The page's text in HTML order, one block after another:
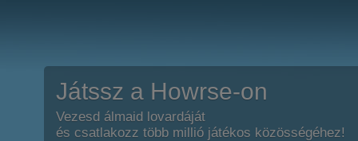
Játssz a Howrse-on
Vezesd álmaid lovardáját
és csatlakozz több millió játékos közösségéhez!